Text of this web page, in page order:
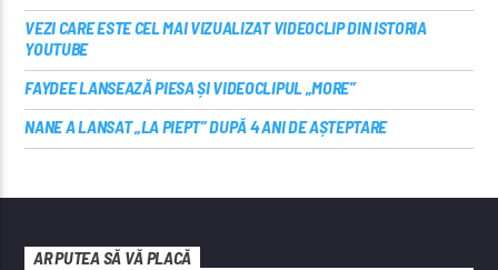
VEZI CARE ESTE CEL MAI VIZUALIZAT VIDEOCLIP DIN ISTORIA
YOUTUBE
FAYDEE LANSEAZĂ PIESA ȘI VIDEOCLIPUL „MORE”
NANE A LANSAT „LA PIEPT” DUPĂ 4 ANI DE AȘTEPTARE
AR PUTEA SĂ VĂ PLACĂ